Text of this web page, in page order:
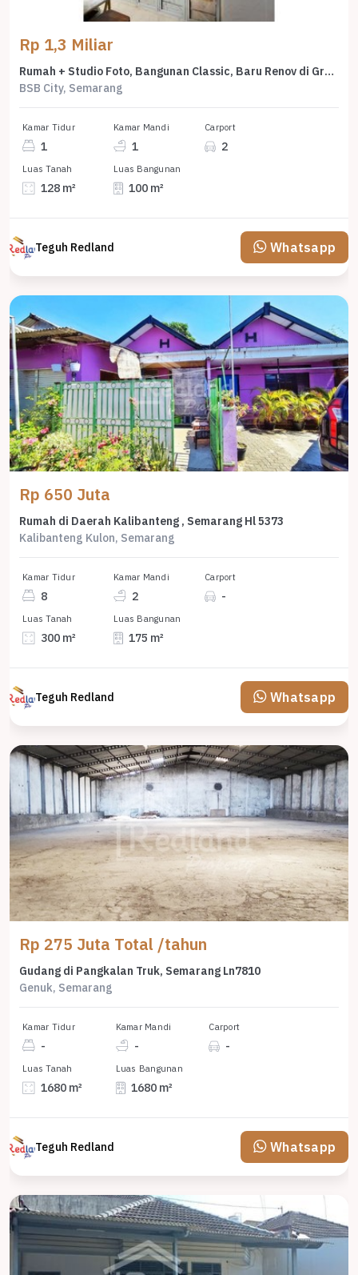
Rp 1,3 Miliar
Rumah + Studio Foto, Bangunan Classic, Baru Renov di Graha Taman Pelangi, Bsb, Me 7666
BSB City, Semarang
Kamar Tidur
1
Kamar Mandi
1
Carport
2
Luas Tanah
128 m²
Luas Bangunan
100 m²
Teguh Redland Whatsapp
Rp 650 Juta
Rumah di Daerah Kalibanteng , Semarang Hl 5373
Kalibanteng Kulon, Semarang
Kamar Tidur
8
Kamar Mandi
2
Carport
-
Luas Tanah
300 m²
Luas Bangunan
175 m²
Teguh Redland Whatsapp
Rp 275 Juta Total /tahun
Gudang di Pangkalan Truk, Semarang Ln7810
Genuk, Semarang
Kamar Tidur
-
Kamar Mandi
-
Carport
-
Luas Tanah
1680 m²
Luas Bangunan
1680 m²
Teguh Redland Whatsapp